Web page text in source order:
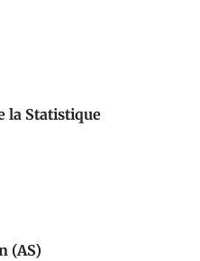
la Statistique
(AS)